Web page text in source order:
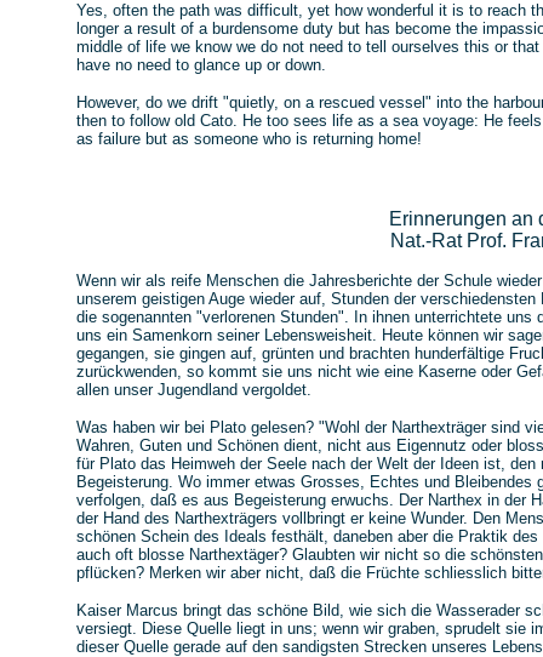
Yes, often the path was difficult, yet how wonderful it is to reach
longer a result of a burdensome duty but has become the
middle of life we know we do not need to tell ourselves this or
have no need to glance up or down.
However, do we drift "quietly, on a rescued vessel" into the
then to follow old Cato. He too sees life as a sea voyage: He
as failure but as someone who is returning home!
Erinnerungen an
Nat.-Rat Prof.
Wenn wir als reife Menschen die Jahresberichte der Schule
unserem geistigen Auge wieder auf, Stunden der
die sogenannten "verlorenen Stunden". In ihnen unterrichtete
uns ein Samenkorn seiner Lebensweisheit. Heute können wir
gegangen, sie gingen auf, grünten und brachten hunderfältige
zurückwenden, so kommt sie uns nicht wie eine Kaserne oder
allen unser Jugendland vergoldet.
Was haben wir bei Plato gelesen? "Wohl der Narthexträger sind
Wahren, Guten und Schönen dient, nicht aus Eigennutz oder
für Plato das Heimweh der Seele nach der Welt der Ideen ist,
Begeisterung. Wo immer etwas Grosses, Echtes und
verfolgen, daß es aus Begeisterung erwuchs. Der Narthex in der
der Hand des Narthexträgers vollbringt er keine Wunder. Den
schönen Schein des Ideals festhält, daneben aber die Praktik
auch oft blosse Narthextäger? Glaubten wir nicht so die
pflücken? Merken wir aber nicht, daß die Früchte schliesslich
Kaiser Marcus bringt das schöne Bild, wie sich die Wasserader
versiegt. Diese Quelle liegt in uns; wenn wir graben, sprudelt sie
dieser Quelle gerade auf den sandigsten Strecken unseres